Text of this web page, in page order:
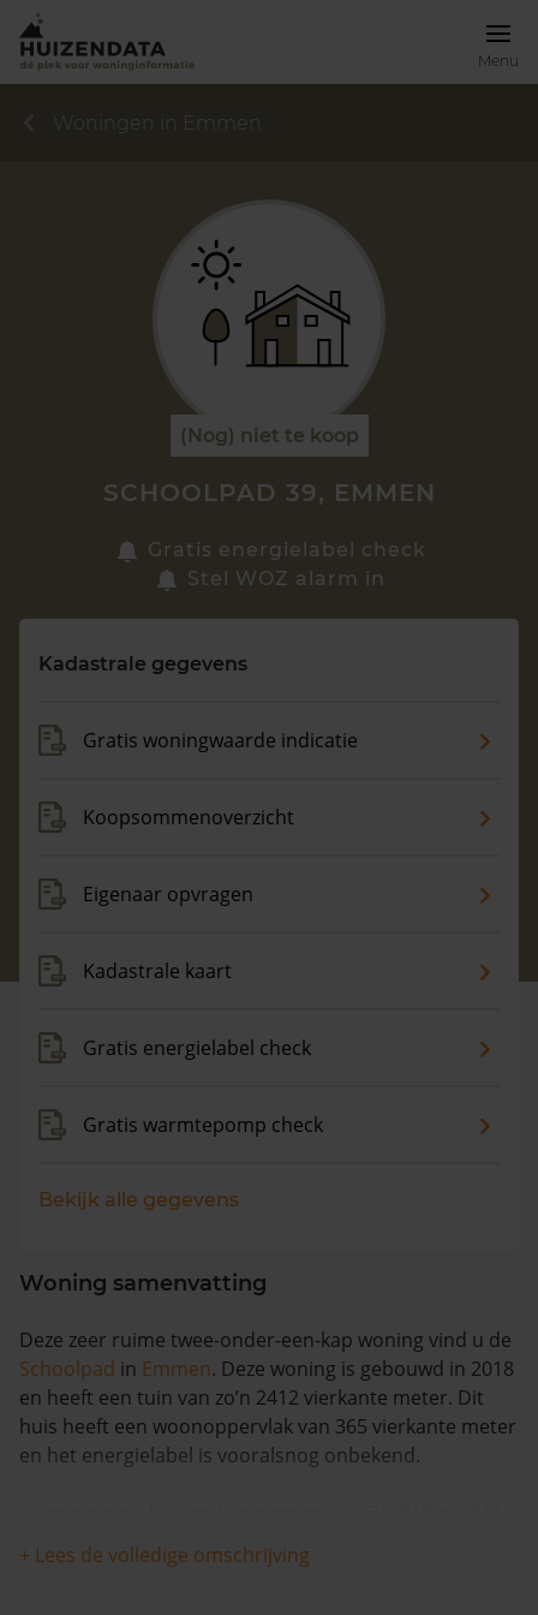
Menu
Zoek een woning
Maandag t/m vrijdag - 08:00 -18:00
Woningen in Emmen
(Nog) niet te koop
SCHOOLPAD 39, EMMEN
Gratis energielabel check
Stel WOZ alarm in
Kadastrale gegevens
Gratis woningwaarde indicatie
Koopsommenoverzicht
Eigenaar opvragen
Kadastrale kaart
Gratis energielabel check
Gratis warmtepomp check
Bekijk alle gegevens
Woning samenvatting
Deze zeer ruime twee-onder-een-kap woning vind u de
Schoolpad in Emmen. Deze woning is gebouwd in 2018
en heeft een tuin van zo’n 2412 vierkante meter. Dit
huis heeft een woonoppervlak van 365 vierkante meter
en het energielabel is vooralsnog onbekend.
voor het laatst verkocht en is met meer dan 8% in
waarde gestegen in de afgelopen 12 maanden. Vanaf
+ Lees de volledige omschrijving